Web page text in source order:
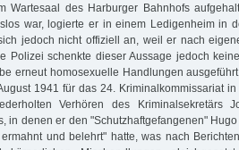
Wartesaal des Harburger Bahnhofs
war, logierte er in einem Ledigenheim in
jedoch nicht offiziell an, weil er nach
Polizei schenkte dieser Aussage jedoch
erneut homosexuelle Handlungen
1941 für das 24. Kriminalkommissariat
Verhören des Kriminalsekretärs
in denen er den "Schutzhaftgefangenen"
und belehrt" hatte, was nach